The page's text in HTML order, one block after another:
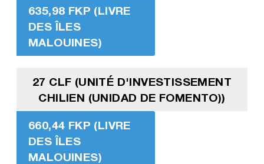
635,98 FKP (LIVRE
DES ÎLES
MALOUINES)
27 CLF (UNITÉ D'INVESTISSEMENT
CHILIEN (UNIDAD DE FOMENTO))
660,44 FKP (LIVRE
DES ÎLES
MALOUINES)